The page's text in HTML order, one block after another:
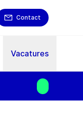
Contact
Vacatures